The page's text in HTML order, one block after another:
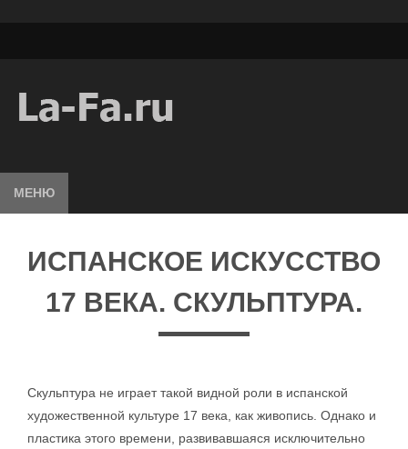
МЕНЮ
ИСПАНСКОЕ ИСКУССТВО
17 ВЕКА. СКУЛЬПТУРА.
Скульптура не играет такой видной роли в испанской
художественной культуре 17 века, как живопись. Однако и
пластика этого времени, развивавшаяся исключительно